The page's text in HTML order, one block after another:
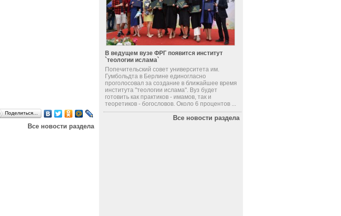
Поделиться…
Все новости раздела
В ведущем вузе ФРГ появится институт
`теологии ислама`
Попечительский совет университета им.
Гумбольдта в Берлине единогласно
проголосовал за создание в ближайшее время
института "теологии ислама". Вуз будет
готовить как практиков - имамов, так и
теоретиков - богословов. Около 6 процентов ...
Все новости раздела